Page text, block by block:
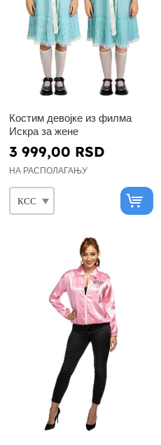
Костим девојке из филма
Искра за жене
3 999,00 RSD
НА РАСПОЛАГАЊУ